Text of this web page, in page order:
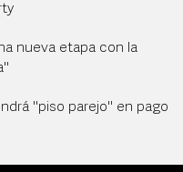
nueva etapa con la
"piso parejo" en pago